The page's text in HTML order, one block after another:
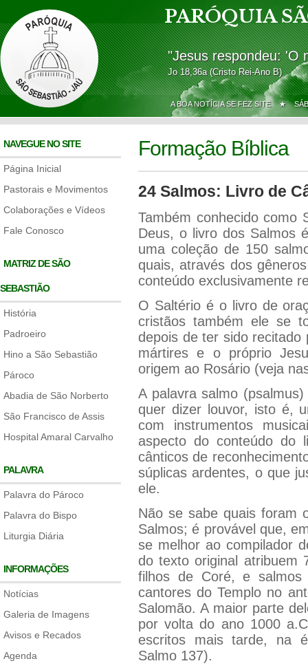
PARÓQUIA
"Jesus respondeu: 'O
Jo 18,36a (Cristo Rei-Ano B)
A BOA NOTÍCIA SE FEZ SITE ★
NAVEGUE NO SITE
Página Inicial
Pastorais e Movimentos
Colaborações e Vídeos
Fale Conosco
MATRIZ DE SÃO
SEBASTIÃO
História
Padroeiro
Hino a São Sebastião
Pároco
Abadia de São Norberto
São Francisco de Assis
Hospital Amaral Carvalho
PALAVRA
Palavra do Pároco
Palavra do Bispo
Liturgia Diária
INFORMAÇÕES
Notícias
Galeria de Imagens
Avisos e Recados
Agenda
Formação Bíblica
24 Salmos: Livro de
Também conhecido como
Deus, o livro dos Salmos
uma coleção de 150
quais, através dos
conteúdo exclusivamente
O Saltério é o livro de
cristãos também ele se
depois de ter sido
mártires e o próprio
origem ao Rosário (veja
A palavra salmo
quer dizer louvor, isto é,
com instrumentos
aspecto do conteúdo do
cânticos de
súplicas ardentes, o que
ele.
Não se sabe quais foram
Salmos; é provável que,
se melhor ao compilador
do texto original atribuem
filhos de Coré, e
cantores do Templo no
Salomão. A maior parte
por volta do ano 1000
escritos mais tarde, na
Salmo 137).